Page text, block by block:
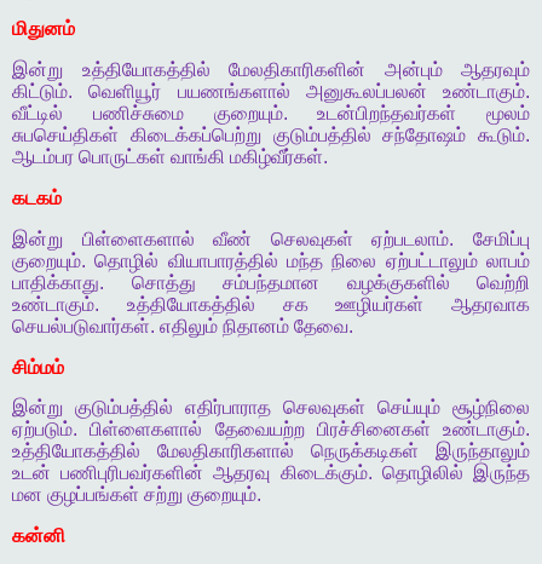
மிதுனம்
இன்று
உத்தியோகத்தில் மேலதிகாரிகளின் அன்பும்
ஆதரவும்
கிட்டும்.வெளியூர் பயணங்களால் அனுகூலப்பலன் உண்டாகும்.
வீட்டில்
பணிச்சுமை குறையும்.உடன்பிறந்தவர்கள்
மூலம்
சுபசெய்திகள்
கிடைக்கப்பெற்று குடும்பத்தில் சந்தோஷம் கூடும்.
ஆடம்பர பொருட்கள் வாங்கி மகிழ்வீர்கள்.
கடகம்
இன்று
பிள்ளைகளால் வீண் செலவுகள் ஏற்படலாம்.சேமிப்பு
குறையும்.தொழில் வியாபாரத்தில் மந்த நிலை ஏற்பட்டாலும் லாபம்
பாதிக்காது. சொத்து சம்பந்தமான வழக்குகளில்
வெற்றி
உண்டாகும். உத்தியோகத்தில் சக ஊழியர்கள்
ஆதரவாக
செயல்படுவார்கள். எதிலும் நிதானம் தேவை.
சிம்மம்
இன்று
குடும்பத்தில் எதிர்பாராத செலவுகள் செய்யும் சூழ்நிலை
ஏற்படும்.பிள்ளைகளால் தேவையற்ற பிரச்சினைகள் உண்டாகும்.
உத்தியோகத்தில்
மேலதிகாரிகளால் நெருக்கடிகள்
இருந்தாலும்
உடன் பணிபுரிபவர்களின் ஆதரவு கிடைக்கும். தொழிலில் இருந்த
மன குழப்பங்கள் சற்று குறையும்.
கன்னி